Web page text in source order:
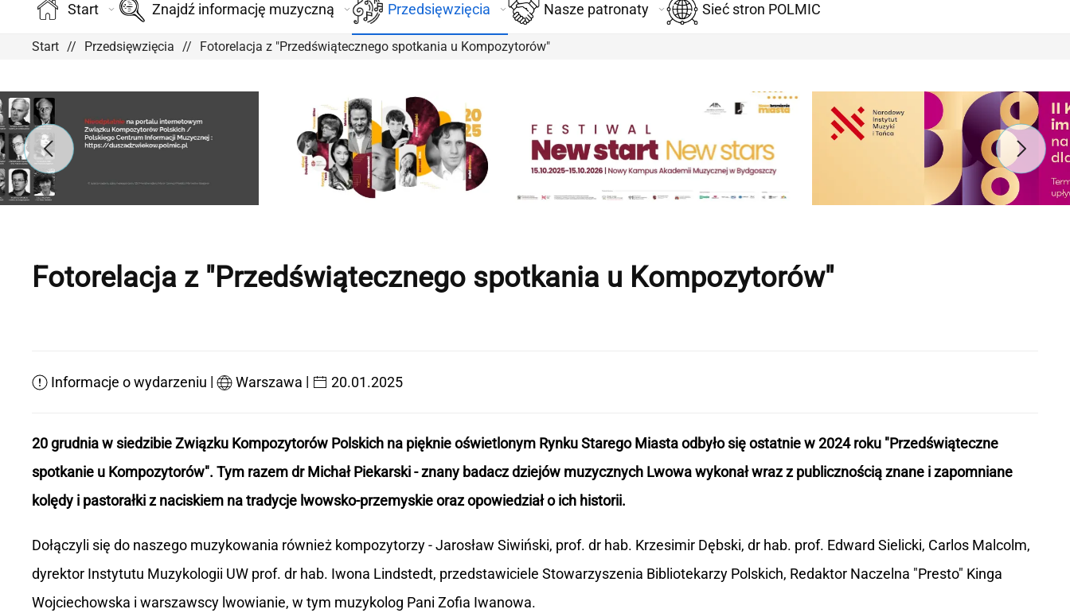
Start Znajdź informację muzyczną Przedsięwzięcia Nasze patronaty Sieć stron POLMIC
Start Przedsięwzięcia Fotorelacja z "Przedświątecznego spotkania u Kompozytorów"
Fotorelacja z "Przedświątecznego spotkania u Kompozytorów"
Informacje o wydarzeniu | Warszawa | 20.01.2025
20 grudnia w siedzibie Związku Kompozytorów Polskich na pięknie oświetlonym Rynku Starego Miasta odbyło się ostatnie w 2024 roku "Przedświąteczne
spotkanie u Kompozytorów". Tym razem dr Michał Piekarski - znany badacz dziejów muzycznych Lwowa wykonał wraz z publicznością znane i zapomniane
kolędy i pastorałki z naciskiem na tradycje lwowsko-przemyskie oraz opowiedział o ich historii.
Dołączyli się do naszego muzykowania również kompozytorzy - Jarosław Siwiński, prof. dr hab. Krzesimir Dębski, dr hab. prof. Edward Sielicki, Carlos Malcolm,
dyrektor Instytutu Muzykologii UW prof. dr hab. Iwona Lindstedt, przedstawiciele Stowarzyszenia Bibliotekarzy Polskich, Redaktor Naczelna "Presto" Kinga
Wojciechowska i warszawscy lwowianie, w tym muzykolog Pani Zofia Iwanowa.